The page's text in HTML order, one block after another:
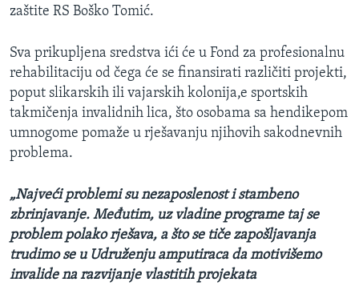
zaštite RS Boško Tomić.
Sva prikupljena sredstva ići će u Fond za profesionalnu
rehabilitaciju od čega će se finansirati različiti projekti,
poput slikarskih ili vajarskih kolonija,e sportskih
takmičenja invalidnih lica, što osobama sa hendikepom
umnogome pomaže u rješavanju njihovih sakodnevnih
problema.
„Najveći problemi su nezaposlenost i stambeno
zbrinjavanje. Međutim, uz vladine programe taj se
problem polako rješava, a što se tiče zapošljavanja
trudimo se u Udruženju amputiraca da motivišemo
invalide na razvijanje vlastitih projekata